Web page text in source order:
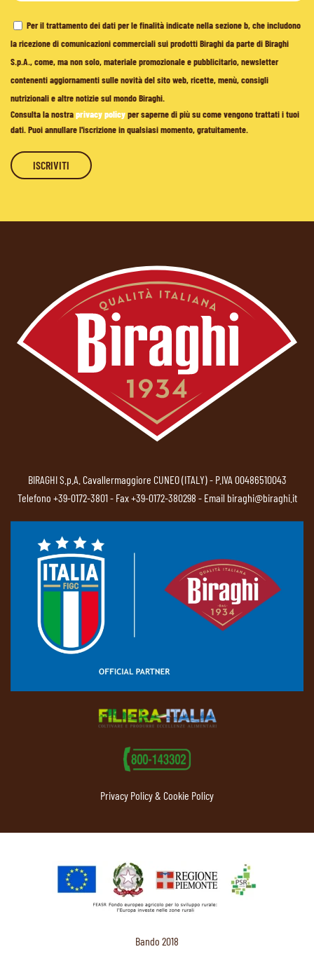
Per il trattamento dei dati per le finalità indicate nella sezione b, che includono
la ricezione di comunicazioni commerciali sui prodotti Biraghi da parte di Biraghi
S.p.A., come, ma non solo, materiale promozionale e pubblicitario, newsletter
contenenti aggiornamenti sulle novità del sito web, ricette, menù, consigli
nutrizionali e altre notizie sul mondo Biraghi.
Consulta la nostraprivacy policyper saperne di più su come vengono trattati i tuoi
dati. Puoi annullare l'iscrizione in qualsiasi momento, gratuitamente.
BIRAGHI S.p.A. Cavallermaggiore CUNEO (ITALY) - P.IVA 00486510043
Telefono +39-0172-3801- Fax +39-0172-380298 - Email biraghi@biraghi.it
Privacy Policy & Cookie Policy
Bando 2018